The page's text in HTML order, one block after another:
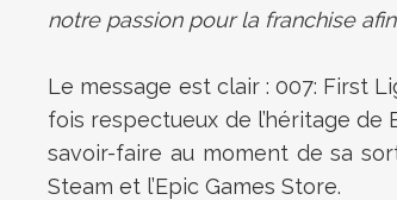
notre passion pour la franchise
Le message est clair : 007: First
fois respectueux de l’héritage
savoir-faire au moment de sa
Steam et l’Epic Games Store.